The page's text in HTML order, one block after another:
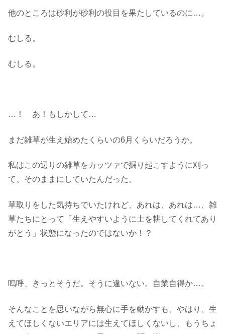
他のところは砂利が砂利の役目を果たしているのに…。
むしる。
むしる。
…！ あ！もしかして…
まだ雑草が生え始めたくらいの6月くらいだろうか。
私はこの辺りの雑草をカッツァで掘り起こすように刈っ
て、そのままにしていたんだった。
草取りをした気持ちでいたけれど、あれは、あれは…、雑
草たちにとって「生えやすいように土を耕してくれてあり
がとう」状態になったのではないか！？
嗚呼、きっとそうだ。そうに違いない。自業自得か…。
そんなことを思いながら無心に手を動かすも、やはり、生
えてほしくないエリアには生えてほしくないし、もうちょ